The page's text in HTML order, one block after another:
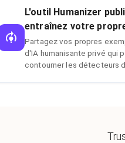
L'outil Humanizer
entraînez votre
Partagez vos propres
d'IA humanisante privé qui
contourner les détecteurs